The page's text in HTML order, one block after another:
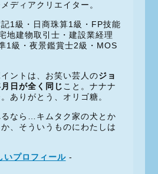
ディアクリエイター。
1級・日商珠算1級・FP技能
地建物取引士・建設業経理
1級・夜景鑑賞士2級・MOS
ントは、お笑い芸人のジョ
日が全く同じ こと。ナナナ
ありがとう、オリゴ糖。
るなら…キムタク家の犬とか
、そういうものにわたしは
いプロフィール-